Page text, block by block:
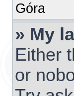
Góra
» My
Either
or